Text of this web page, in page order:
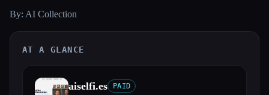
Blog
Toutes les catégories
By: AI Collection
AT A GLANCE
aiselfi.es PAID